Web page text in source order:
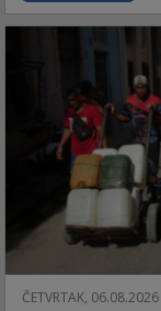
ČETVRTAK,